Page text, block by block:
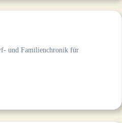
und Familienchronik für